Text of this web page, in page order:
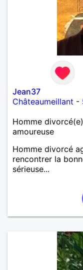
Jean37
Châteaumeillant -
Homme
amoureuse
Homme divorcé
rencontrer la
sérieuse...